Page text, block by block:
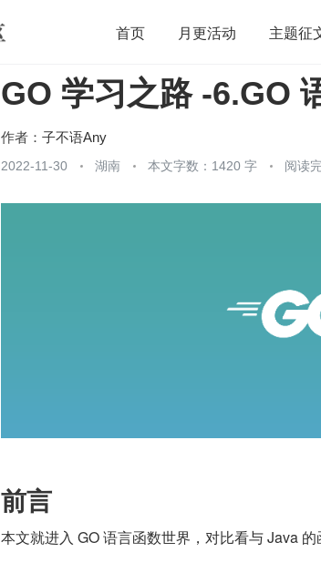
首页 月更活动 主题征
开源 架构 OpenHarmony 算法
GO 学习之路 -6.GO
作者： 子不语Any
2022-11-30 湖南 本文字数：1420 字 阅读
前言
本文就进入 GO 语言函数世界，对比看与 Java 的